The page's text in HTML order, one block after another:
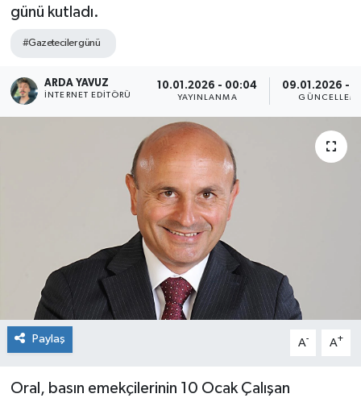
günü kutladı.
#Gazeteciler günü
ARDA YAVUZ
İNTERNET EDITÖRÜ
10.01.2026 - 00:04
YAYINLANMA
09.01.2026 -
Paylaş A- A+
Oral, basın emekçilerinin 10 Ocak Çalışan